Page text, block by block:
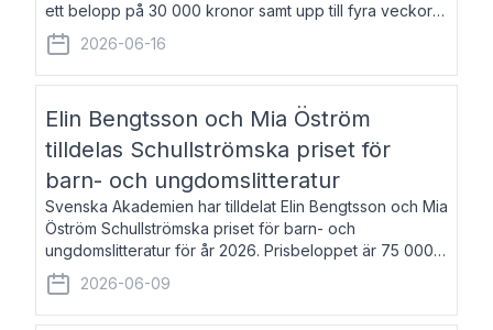
ett belopp på 30 000 kronor samt upp till fyra veckors
fri vistelse i Akademiens lägenhet i Berlin. Elisabeth
Åsbrink, född 1965 oc
2026-06-16
Elin Bengtsson och Mia Öström
tilldelas Schullströmska priset för
barn- och ungdomslitteratur
Svenska Akademien har tilldelat Elin Bengtsson och Mia
Öström Schullströmska priset för barn- och
ungdomslitteratur för år 2026. Prisbeloppet är 75 000
kronor vardera. Elin Bengtsson, född 1987, är författare
och forskare i genusvetenskap.
2026-06-09